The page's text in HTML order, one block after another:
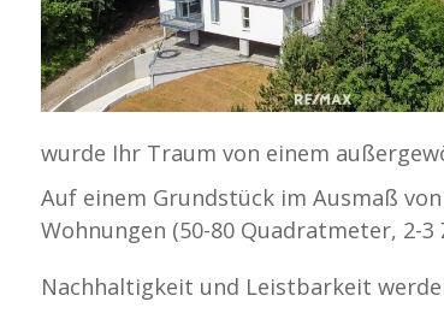
wurde Ihr Traum von einem
Auf einem Grundstück im Ausmaß
Wohnungen (50-80 Quadratmeter, 2-
Nachhaltigkeit und Leistbarkeit